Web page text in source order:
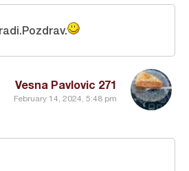
Vesna Pavlovic 271
February 14, 2024, 5:48 pm